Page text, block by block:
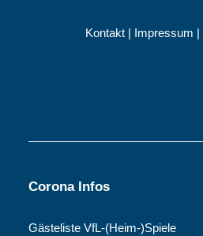
Kontakt | Impressum |
Corona Infos
Gästeliste VfL-(Heim-)Spiele